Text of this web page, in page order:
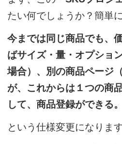
たい何でしょうか？簡単
今までは同じ商品でも、
ばサイズ・量・オプショ
場合）、別の商品ページ
が、これからは１つの商
して、商品登録ができる。
という仕様変更になります